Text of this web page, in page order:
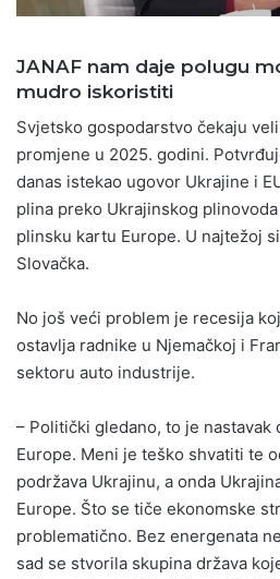
JANAF nam daje polugu
mudro iskoristiti
Svjetsko gospodarstvo čekaju
promjene u 2025. godini.
danas istekao ugovor Ukrajine i
plina preko Ukrajinskog
plinsku kartu Europe. U najtežoj
Slovačka.
No još veći problem je recesija
ostavlja radnike u Njemačkoj i
sektoru auto industrije.
– Politički gledano, to je nastavak
Europe. Meni je teško shvatiti te
podržava Ukrajinu, a onda
Europe. Što se tiče ekonomske
problematično. Bez energenata
sad se stvorila skupina država